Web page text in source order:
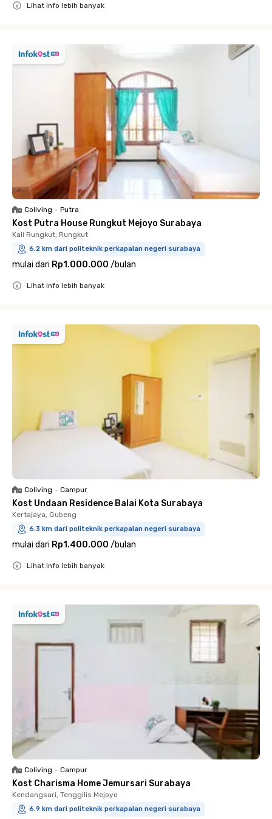
Lihat info lebih banyak
Coliving • Putra
Kost Putra House Rungkut Mejoyo Surabaya
Kali Rungkut, Rungkut
6.2 km dari politeknik perkapalan negeri surabaya
mulai dari Rp1.000.000 /bulan
Lihat info lebih banyak
Coliving • Campur
Kost Undaan Residence Balai Kota Surabaya
Kertajaya, Gubeng
6.3 km dari politeknik perkapalan negeri surabaya
mulai dari Rp1.400.000 /bulan
Lihat info lebih banyak
Coliving • Campur
Kost Charisma Home Jemursari Surabaya
Kendangsari, Tenggilis Mejoyo
6.9 km dari politeknik perkapalan negeri surabaya